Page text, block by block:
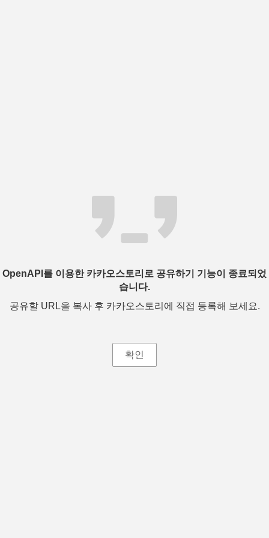
OpenAPI를 이용한 카카오스토리로 공유하기 기능이 종료되었
습니다.
공유할 URL을 복사 후 카카오스토리에 직접 등록해 보세요.
확인